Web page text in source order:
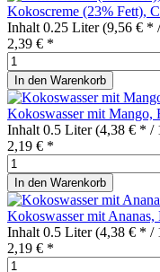
Kokoscreme (23% Fett),
Inhalt 0.25 Liter(9,56 € *
2,39 € *
In den Warenkorb
Kokoswasser mit Mango,
Inhalt 0.5 Liter(4,38 € * /
2,19 € *
In den Warenkorb
Kokoswasser mit Ananas,
Inhalt 0.5 Liter(4,38 € * /
2,19 € *